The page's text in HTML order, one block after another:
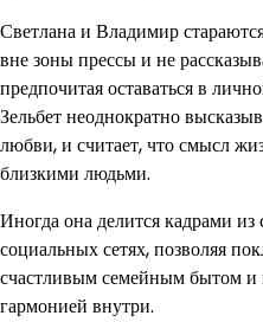
Светлана и Владимир
вне зоны прессы и не
предпочитая оставаться в
Зельбет неоднократно
любви, и считает, что смысл
близкими людьми.
Иногда она делится кадрами
социальных сетях, позволяя
счастливым семейным бытом и
гармонией внутри.